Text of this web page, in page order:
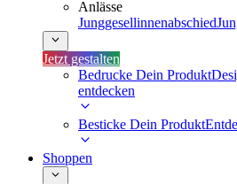
Anlässe
Junggesellinnenabschied
Jetzt gestalten
Bedrucke Dein Produkt
entdecken
Besticke Dein Produkt
Shoppen